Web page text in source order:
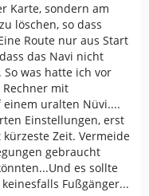
Karte, sondern am
löschen, so dass
Route nur aus Start
das Navi nicht
was hatte ich vor
mit
einem uralten Nüvi....
Einstellungen, erst
Zeit. Vermeide
gebraucht
es sollte
Fußgänger...